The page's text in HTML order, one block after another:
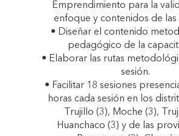
Emprendimiento para la
enfoque y contenidos de las
• Diseñar el contenido
pedagógico de la
• Elaborar las rutas
sesión.
• Facilitar 18 sesiones
horas cada sesión en los
Trujillo (3), Moche (3),
Huanchaco (3) y de las